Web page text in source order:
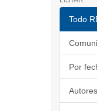
Todo
Por
Autores